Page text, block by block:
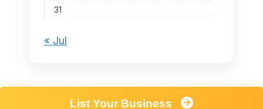
31
« Jul
List Your Business